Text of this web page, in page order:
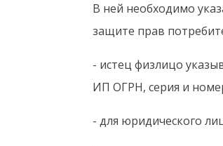
В ней необходимо
защите прав
- истец физлицо
ИП ОГРН, серия и
- для юридического